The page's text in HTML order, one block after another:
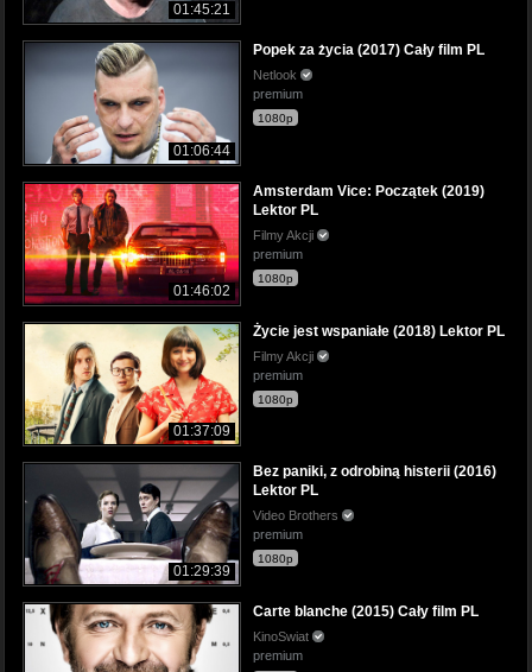
01:45:21
01:06:44
Popek za życia (2017) Cały film PL
Netlook
premium
1080p
01:46:02
Amsterdam Vice: Początek (2019)
Lektor PL
Filmy Akcji
premium
1080p
01:37:09
Życie jest wspaniałe (2018) Lektor PL
Filmy Akcji
premium
1080p
01:29:39
Bez paniki, z odrobiną histerii (2016)
Lektor PL
Video Brothers
premium
1080p
Carte blanche (2015) Cały film PL
KinoSwiat
premium